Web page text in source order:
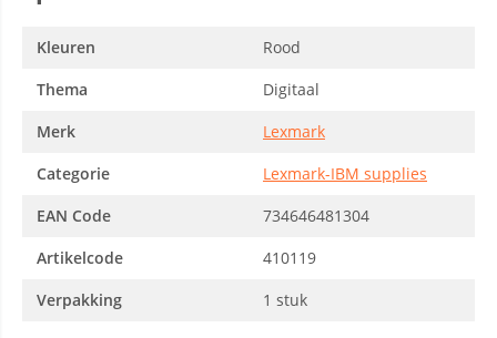
Kleuren
Rood
Thema
Digitaal
Merk
Lexmark
Categorie
Lexmark-IBM supplies
EAN Code
734646481304
Artikelcode
410119
Verpakking
1 stuk